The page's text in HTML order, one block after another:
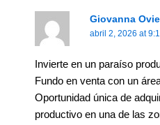
Giovanna
abril 2, 2026 at
Invierte en un paraíso
Fundo en venta con un
Oportunidad única de
productivo en una de las